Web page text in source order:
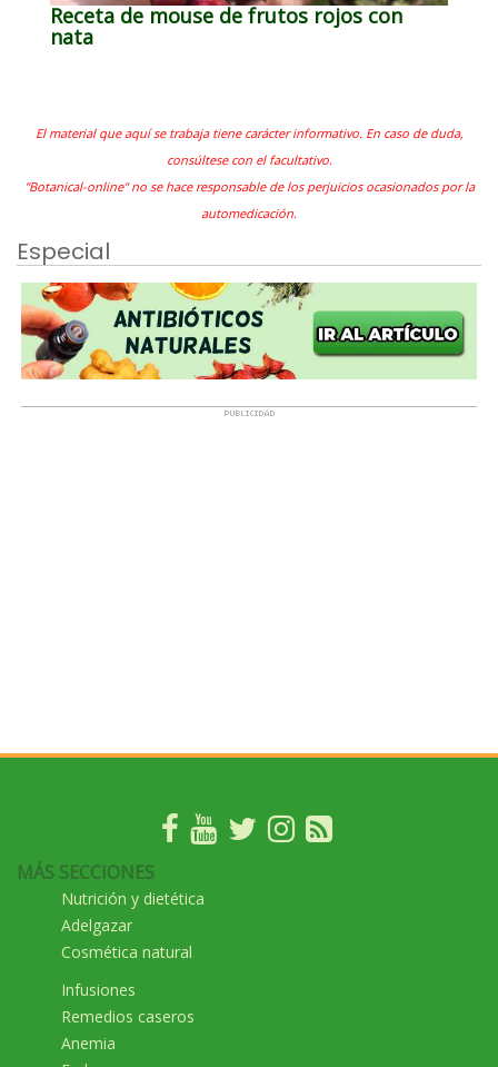
Receta de mouse de frutos rojos con
nata
El material que aquí se trabaja tiene carácter informativo. En caso de duda,
consúltese con el facultativo.
"Botanical-online" no se hace responsable de los perjuicios ocasionados por la
automedicación.
Especial
MÁS SECCIONES
Nutrición y dietética
Adelgazar
Cosmética natural
Infusiones
Remedios caseros
Anemia